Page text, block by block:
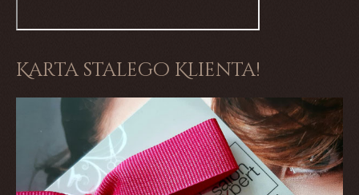
Karta stalego Klienta!